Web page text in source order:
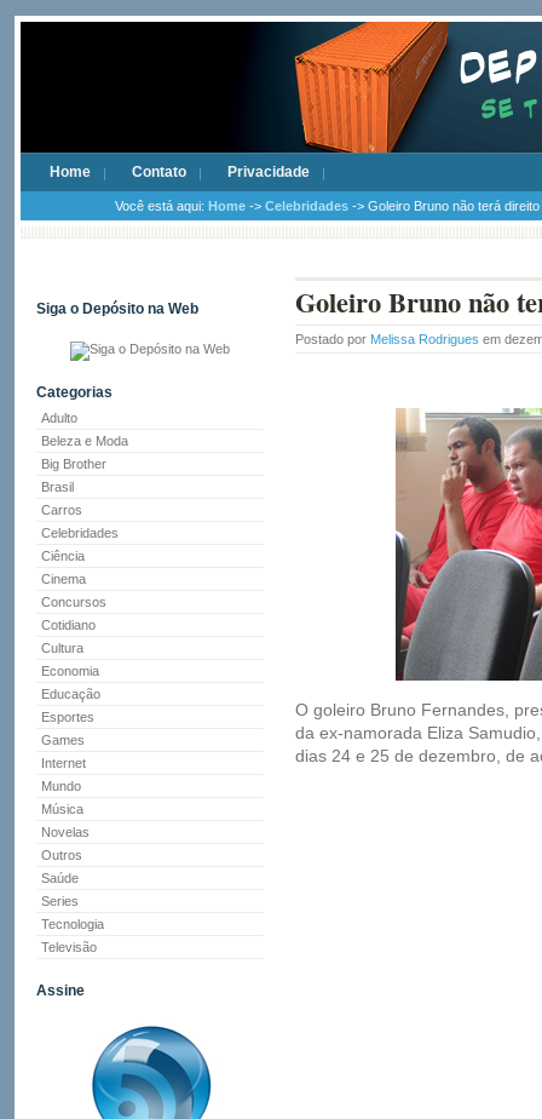
Home Contato Privacidade
Você está aqui: Home -> Celebridades -> Goleiro Bruno não terá
Siga o Depósito na Web
Categorias
Adulto
Beleza e Moda
Big Brother
Brasil
Carros
Celebridades
Ciência
Cinema
Concursos
Cotidiano
Cultura
Economia
Educação
Esportes
Games
Internet
Mundo
Música
Novelas
Outros
Saúde
Series
Tecnologia
Televisão
Assine
Goleiro Bruno não
Postado por Melissa Rodrigues em
O goleiro Bruno Fernandes,
da ex-namorada Eliza
dias 24 e 25 de dezembro, de